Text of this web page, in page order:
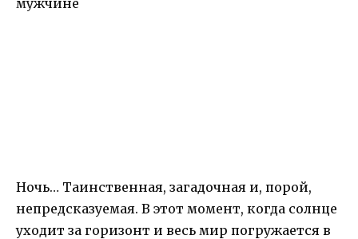
Ночь… Таинственная, загадочная и, порой,
непредсказуемая. В этот момент, когда солнце
уходит за горизонт и весь мир погружается в